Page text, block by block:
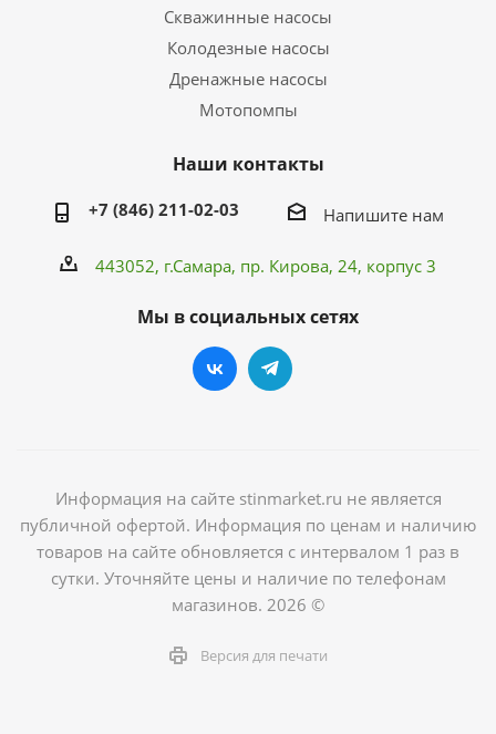
Скважинные насосы
Колодезные насосы
Дренажные насосы
Мотопомпы
Наши контакты
+7 (846) 211-02-03 Напишите нам
443052, г.Самара, пр. Кирова, 24, корпус 3
Мы в социальных сетях
Информация на сайте stinmarket.ru не является
публичной офертой. Информация по ценам и наличию
товаров на сайте обновляется с интервалом 1 раз в
сутки. Уточняйте цены и наличие по телефонам
магазинов. 2026 ©
Версия для печати